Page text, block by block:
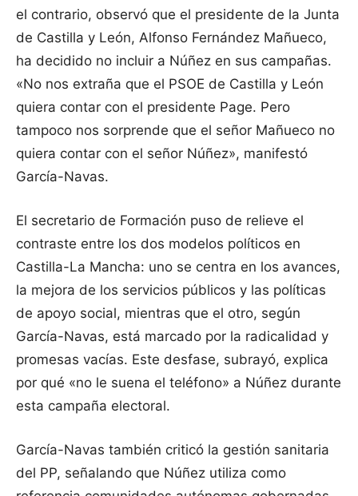
el contrario, observó que el presidente de la Junta
de Castilla y León, Alfonso Fernández Mañueco,
ha decidido no incluir a Núñez en sus campañas.
«No nos extraña que el PSOE de Castilla y León
quiera contar con el presidente Page. Pero
tampoco nos sorprende que el señor Mañueco no
quiera contar con el señor Núñez», manifestó
García-Navas.
El secretario de Formación puso de relieve el
contraste entre los dos modelos políticos en
Castilla-La Mancha: uno se centra en los avances,
la mejora de los servicios públicos y las políticas
de apoyo social, mientras que el otro, según
García-Navas, está marcado por la radicalidad y
promesas vacías. Este desfase, subrayó, explica
por qué «no le suena el teléfono» a Núñez durante
esta campaña electoral.
García-Navas también criticó la gestión sanitaria
del PP, señalando que Núñez utiliza como